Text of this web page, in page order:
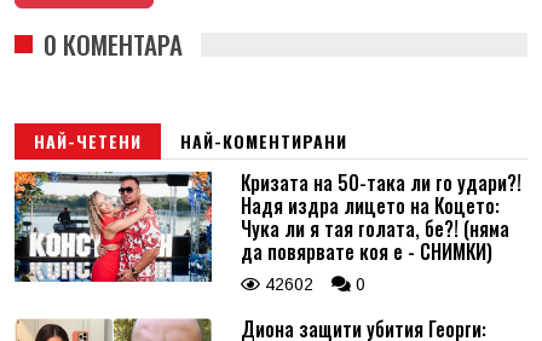
0 КОМЕНТАРА
НАЙ-ЧЕТЕНИ НАЙ-КОМЕНТИРАНИ
Кризата на 50-така ли го удари?!
Надя издра лицето на Коцето:
Чука ли я тая голата, бе?! (няма
да повярвате коя е - СНИМКИ)
42602 0
Диона защити убития Георги: